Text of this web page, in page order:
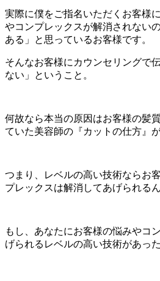
実際に僕をご指名いただくお客様
やコンプレックスが解消されない
ある」と思っているお客様です。
そんなお客様にカウンセリングで
ない」ということ。
何故なら本当の原因はお客様の髪
ていた美容師の『カットの仕方』
つまり、レベルの高い技術ならお
プレックスは解消してあげられるん
もし、あなたにお客様の悩みやコ
げられるレベルの高い技術があっ